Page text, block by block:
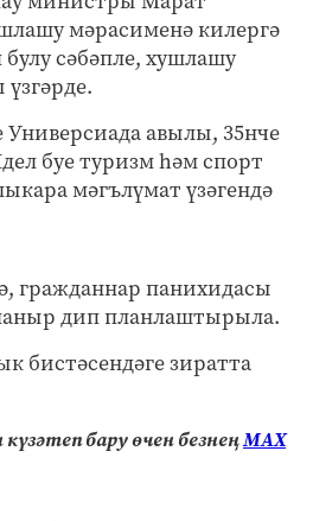
мәрасименә килергә
сәбәпле, хушлашу
авылы, 35нче
буе туризм һәм спорт
мәгълүмат үзәгендә
гражданнар панихидасы
дип планлаштырыла.
бистәсендәге зиратта
бару өчен безнеңМАХ